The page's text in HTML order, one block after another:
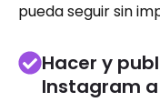
pueda seguir sin
Hacer y
Instagram